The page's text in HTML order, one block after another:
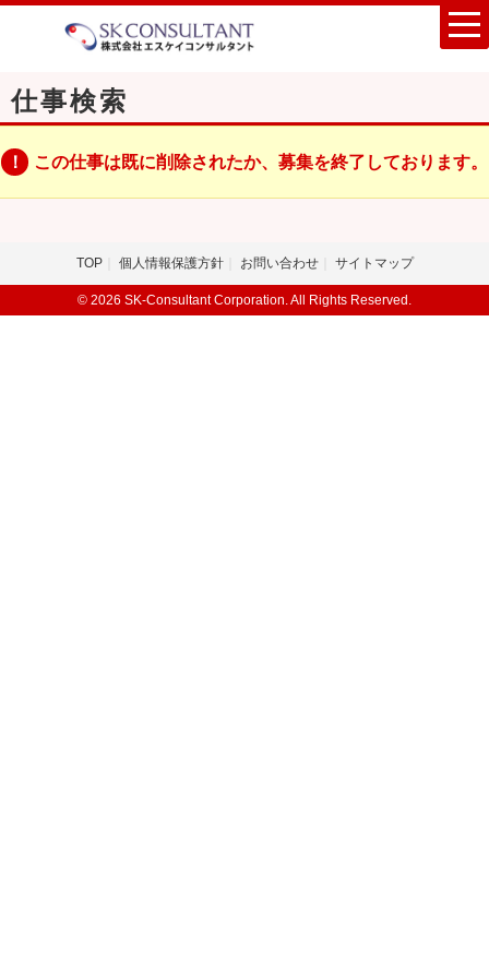
仕事検索
この仕事は既に削除されたか、募集を終了しております。
TOP 個人情報保護方針 お問い合わせ サイトマップ
© 2026 SK-Consultant Corporation. All Rights Reserved.